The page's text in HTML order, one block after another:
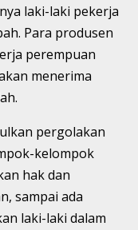
laki-laki pekerja
Para produsen
perempuan
menerima
pergolakan
kelompok
hak dan
sampai ada
laki-laki dalam